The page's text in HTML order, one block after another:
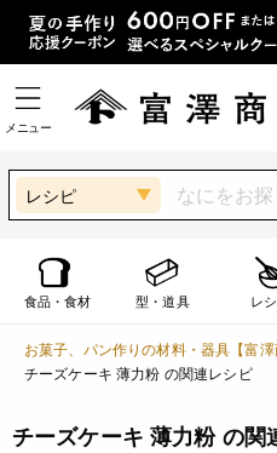
メニュー
レシピ
食品・食材 型・道具 レ
お菓子、パン作りの材料・器具【富澤
チーズケーキ 薄力粉 の関連レシピ
チーズケーキ 薄力粉 の関